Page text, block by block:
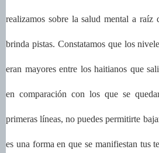
realizamos sobre la salud mental a
brinda pistas. Constatamos que los
eran mayores entre los haitianos que
en comparación con los que se
primeras líneas, no puedes permitirte
es una forma en que se manifiestan tus